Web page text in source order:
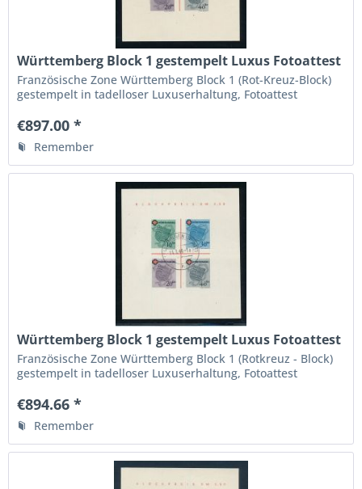
Württemberg Block 1 gestempelt Luxus Fotoattest
BPP
Französische Zone Württemberg Block 1 (Rot-Kreuz-Block)
gestempelt in tadelloser Luxuserhaltung, Fotoattest
Qualitätsstufe,
€897.00 *
Remember
Württemberg Block 1 gestempelt Luxus Fotoattest
BPP
Französische Zone Württemberg Block 1 (Rotkreuz - Block)
gestempelt in tadelloser Luxuserhaltung, Fotoattest
Qualitätsstufe,
€894.66 *
Remember